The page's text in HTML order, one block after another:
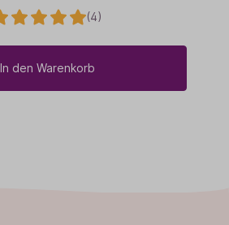
(4)
In den Warenkorb